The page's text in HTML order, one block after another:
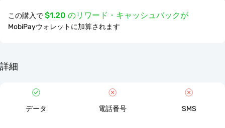
この購入で$1.20 のリワード・キャッシュバックが
MobiPayウォレットに加算されます
詳細
データ 電話番号 SMS